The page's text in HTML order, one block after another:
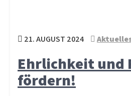
21. AUGUST 2024
Ehrlichkeit und
fördern!